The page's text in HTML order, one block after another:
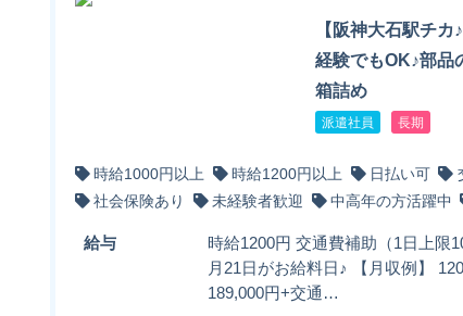
【阪神大石駅チ
経験でもOK♪部品
箱詰め
派遣社員 長期
時給1000円以上 時給1200円以上 日払い可
社会保険あり
未経験者歓迎 中高年の方活躍中
給与
時給1200円 交通費補助（1日上限
月21日がお給料日♪ 【月収例】
189,000円+交通…